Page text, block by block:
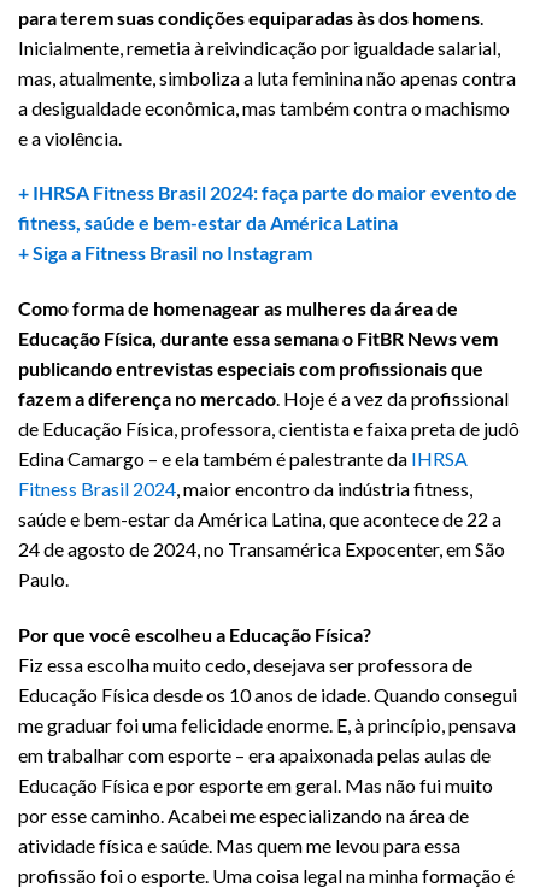
para terem suas condições equiparadas às dos homens
Inicialmente, remetia à reivindicação por igualdade salarial,
mas, atualmente, simboliza a luta feminina não apenas contra
a desigualdade econômica, mas também contra o machismo
e a violência.
+ IHRSA Fitness Brasil 2024: faça parte do maior evento de
fitness, saúde e bem-estar da América Latina
+ Siga a Fitness Brasil no Instagram
Como forma de homenagear as mulheres da área de
Educação Física, durante essa semana o FitBR News vem
publicando entrevistas especiais com profissionais que
fazem a diferença no mercado. Hoje é a vez da profissional
de Educação Física, professora, cientista e faixa preta de judô
Edina Camargo – e ela também é palestrante da IHRSA
Fitness Brasil 2024, maior encontro da indústria fitness,
saúde e bem-estar da América Latina, que acontece de 22 a
24 de agosto de 2024, no Transamérica Expocenter, em São
Paulo.
Por que você escolheu a Educação Física?
Fiz essa escolha muito cedo, desejava ser professora de
Educação Física desde os 10 anos de idade. Quando consegui
me graduar foi uma felicidade enorme. E, à princípio, pensava
em trabalhar com esporte – era apaixonada pelas aulas de
Educação Física e por esporte em geral. Mas não fui muito
por esse caminho. Acabei me especializando na área de
atividade física e saúde. Mas quem me levou para essa
profissão foi o esporte. Uma coisa legal na minha formação é